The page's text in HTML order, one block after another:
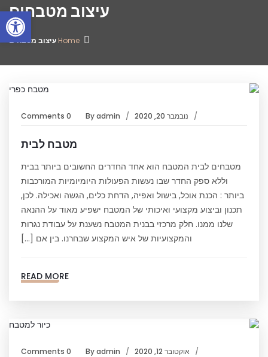
עיצוב מטבחים
Home עיצוב מטבחים
נובמבר 20, 2020 Byadmin
0 Comments
מטבח לבית
מטבחים לבית המטבח הוא אחד החדרים החשובים ביותר בבית
וללא ספק החדר שבו נעשות הפעולות היומיומיות המורכבות
ביותר : הכנת אוכל, בישול ואפיה, הדחת כלים, הגשה ואכילה. לכן,
תכנון וביצוע מקצועי ואיכותי של המטבח ישפיע מאוד על ההנאה
שלנו ממנו. חלק מרכזי בבנית המטבח נשענת על עבודת נגרות
והמקצועיות של איש המקצוע שבחרנו. בין אם […]
READ MORE
אוקטובר 12, 2020 Byadmin
0 Comments